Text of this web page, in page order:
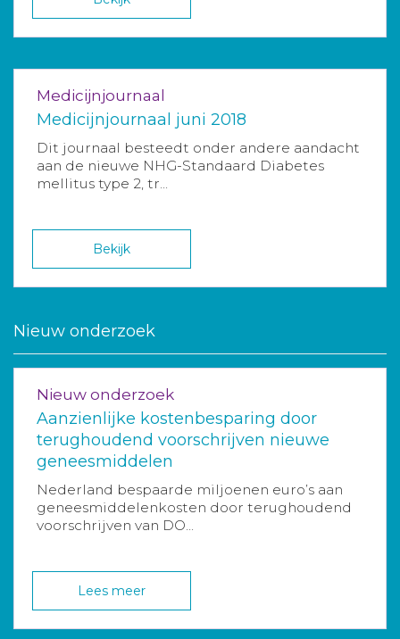
Medicijnjournaal
Medicijnjournaal juni 2018
Dit journaal besteedt onder andere aandacht
aan de nieuwe NHG-Standaard Diabetes
mellitus type 2, tr...
Bekijk
Nieuw onderzoek
Nieuw onderzoek
Aanzienlijke kostenbesparing door
terughoudend voorschrijven nieuwe
geneesmiddelen
Nederland bespaarde miljoenen euro’s aan
geneesmiddelenkosten door terughoudend
voorschrijven van DO...
Lees meer